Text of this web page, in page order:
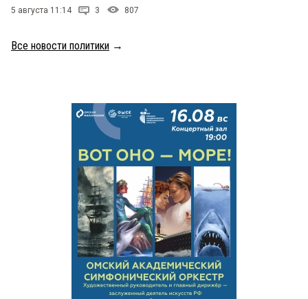
5 августа 11:14 3 807
Все новости политики →